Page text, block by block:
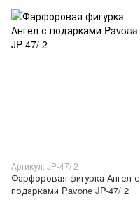
Артикул: JP-47/ 2
Фарфоровая фигурка Ангел с
подарками Pavone JP-47/ 2